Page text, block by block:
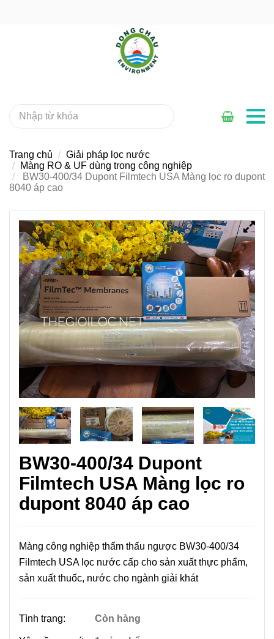
BW30-400/34 Dupont
Filmtech USA Màng lọc ro
dupont 8040 áp cao
Màng công nghiệp thẩm thấu ngược BW30-400/34
Filmtech USA lọc nước cấp cho sản xuất thực phẩm,
sản xuất thuốc, nước cho ngành giải khát
Tình trạng: Còn hàng
Trang chủ
Giải pháp lọc nước
Màng RO & UF dùng trong công nghiệp
BW30-400/34 Dupont Filmtech USA Màng lọc ro dupont
8040 áp cao